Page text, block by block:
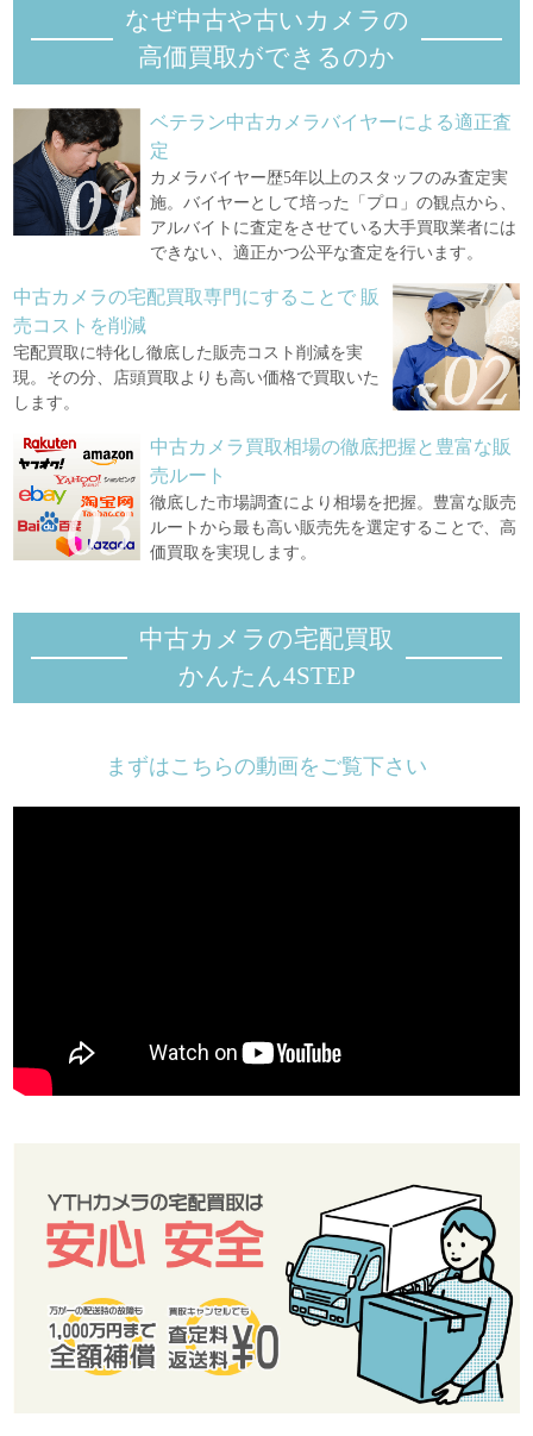
なぜ中古や古いカメラの
高価買取ができるのか
ベテラン中古カメラバイヤーによる適正査
定
カメラバイヤー歴5年以上のスタッフのみ査定実
施。バイヤーとして培った「プロ」の観点から、
アルバイトに査定をさせている大手買取業者には
できない、適正かつ公平な査定を行います。
中古カメラの宅配買取専門にすることで 販
売コストを削減
宅配買取に特化し徹底した販売コスト削減を実
現。その分、店頭買取よりも高い価格で買取いた
します。
中古カメラ買取相場の徹底把握と豊富な販
売ルート
徹底した市場調査により相場を把握。豊富な販売
ルートから最も高い販売先を選定することで、高
価買取を実現します。
中古カメラの宅配買取
かんたん4STEP
まずはこちらの動画をご覧下さい